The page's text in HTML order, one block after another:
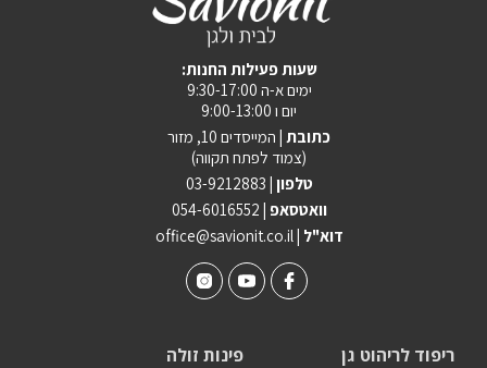
:שעות פעילות החנות
ימים א-ה 9:30-17:00
יום ו 9:00-13:00
כתובת | המייסדים 10, מזור
(צמוד לפתח תקווה)
טלפון | 03-9212883
וואטסאפ | 054-6016552
office@savionit.co.il | דוא"ל
פינות זולה
ריפוד לריהוט גן